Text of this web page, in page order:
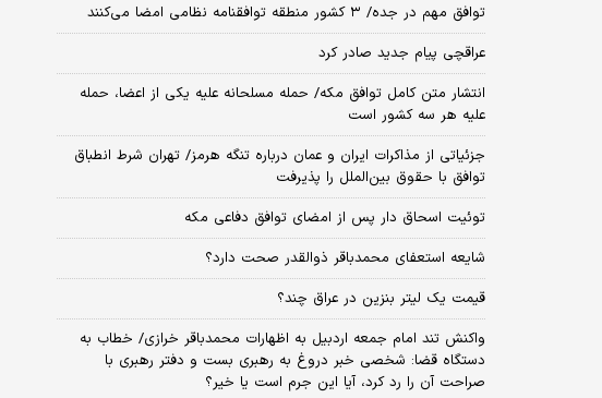
توافق مهم در جده/ ۳ کشور منطقه توافقنامه نظامی امضا می‌کنند
عراقچی پیام جدید صادر کرد
انتشار متن کامل توافق مکه/ حمله مسلحانه علیه یکی از اعضا، حمله
علیه هر سه کشور است
جزئیاتی از مذاکرات ایران و عمان درباره تنگه هرمز/ تهران شرط انطباق
توافق با حقوق بین‌الملل را پذیرفت
توئیت اسحاق دار پس از امضای توافق دفاعی مکه
شایعه استعفای محمدباقر ذوالقدر صحت دارد؟
قیمت یک لیتر بنزین در عراق چند؟
واکنش تند امام جمعه اردبیل به اظهارات محمدباقر خرازی/ خطاب به
دستگاه قضا: شخصی خبر دروغ به رهبری بست و دفتر رهبری با
صراحت آن را رد کرد، آیا این جرم است یا خیر؟